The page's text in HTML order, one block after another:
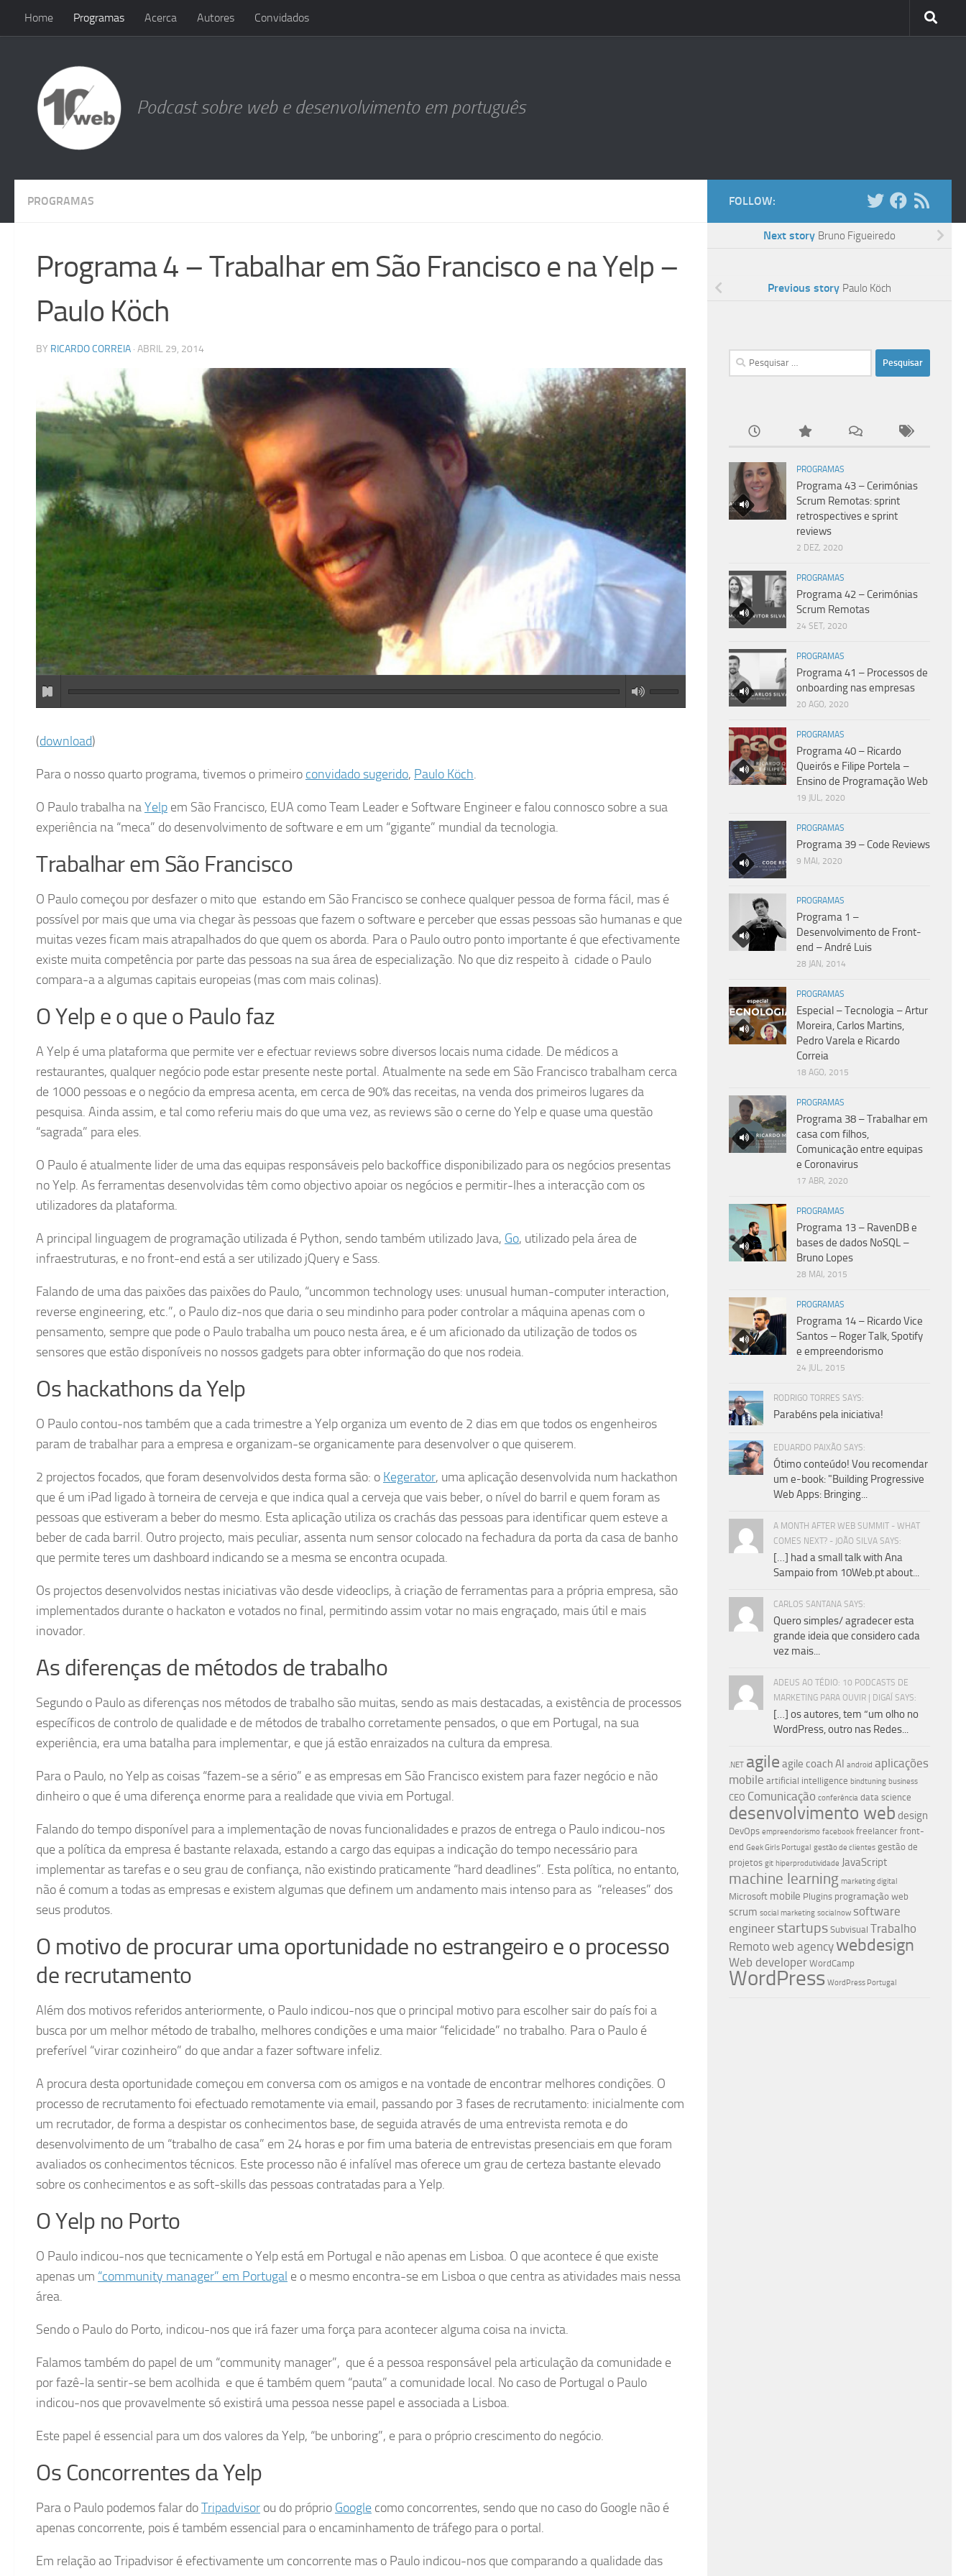
Skip to content
Home Programas Acerca Autores Convidados
Podcast sobre web e desenvolvimento em português
PROGRAMAS
Programa 4 – Trabalhar em São Francisco e na Yelp –
Paulo Köch
BY RICARDO CORREIA · ABRIL 29, 2014
(download)
Para o nosso quarto programa, tivemos o primeiro convidado sugerido, Paulo Köch.
O Paulo trabalha naYelp em São Francisco, EUA como Team Leader e Software Engineer e falou connosco sobre a sua
experiência na “meca” do desenvolvimento de software e em um “gigante” mundial da tecnologia.
Trabalhar em São Francisco
O Paulo começou por desfazer o mito que estando em São Francisco se conhece qualquer pessoa de forma fácil, mas é
possível por mais que uma via chegar às pessoas que fazem o software e perceber que essas pessoas são humanas e que
muitas vezes ficam mais atrapalhados do que quem os aborda. Para o Paulo outro ponto importante é que efectivamente
existe muita competência por parte das pessoas na sua área de especialização. No que diz respeito à cidade o Paulo
compara-a a algumas capitais europeias (mas com mais colinas).
O Yelp e o que o Paulo faz
A Yelp é uma plataforma que permite ver e efectuar reviews sobre diversos locais numa cidade. De médicos a
restaurantes, qualquer negócio pode estar presente neste portal. Atualmente na sede em São Francisco trabalham cerca
de 1000 pessoas e o negócio da empresa acenta, em cerca de 90% das receitas, na venda dos primeiros lugares da
pesquisa. Ainda assim, e tal como referiu mais do que uma vez, as reviews são o cerne do Yelp e quase uma questão
“sagrada” para eles.
O Paulo é atualmente lider de uma das equipas responsáveis pelo backoffice disponibilizado para os negócios presentas
no Yelp. As ferramentas desenvolvidas têm como objectivo apoiar os negócios e permitir-lhes a interacção com os
utilizadores da plataforma.
A principal linguagem de programação utilizada é Python, sendo também utilizado Java, Go, utilizado pela área de
infraestruturas, e no front-end está a ser utilizado jQuery e Sass.
Falando de uma das paixões das paixões do Paulo, “uncommon technology uses: unusual human-computer interaction,
reverse engineering, etc.”, o Paulo diz-nos que daria o seu mindinho para poder controlar a máquina apenas com o
pensamento, sempre que pode o Paulo trabalha um pouco nesta área, e é um aficionado da utilização de todos os
sensores que estão disponíveis no nossos gadgets para obter informação do que nos rodeia.
Os hackathons da Yelp
O Paulo contou-nos também que a cada trimestre a Yelp organiza um evento de 2 dias em que todos os engenheiros
param de trabalhar para a empresa e organizam-se organicamente para desenvolver o que quiserem.
2 projectos focados, que foram desenvolvidos desta forma são: o Kegerator, uma aplicação desenvolvida num hackathon
que é um iPad ligado à torneira de cerveja e que indica qual a cerveja que vais beber, o nível do barril e quem foram as
pessoas que estiveram a beber do mesmo. Esta aplicação utiliza os crachás das pessoas para identificar quem esteve a
beber de cada barril. Outro projecto, mais peculiar, assenta num sensor colocado na fechadura da porta da casa de banho
que permite teres um dashboard indicando se a mesma se encontra ocupada.
Os projectos desenvolvidos nestas iniciativas vão desde videoclips, à criação de ferramentas para a própria empresa, são
implementados durante o hackaton e votados no final, permitindo assim votar no mais engraçado, mais útil e mais
inovador.
As diferenças de métodos de trabalho
Segundo o Paulo as diferenças nos métodos de trabalho são muitas, sendo as mais destacadas, a existência de processos
específicos de controlo de qualidade e de métodos de trabalho corretamente pensados, o que em Portugal, na sua
experiência, era uma batalha para implementar, e que já estão enraizados na cultura da empresa.
Para o Paulo, no Yelp as coisas “fazem-se a sério” e as empresas em São Francisco existem para fazer negócio e não
dinheiro o que é uma diferença enorme para a realidade que vivia em Portugal.
Falando do tempo disponível para a implementação de novas funcionalidades e prazos de entrega o Paulo indicou-nos
que a política da empresa é bastante relaxada, estando a cargo das equipas a indicação do tempo necessário para
implementar as tarefas e o seu grau de confiança, não existindo praticamente “hard deadlines”. Esta política, no entanto,
não é comum a todas as empresas e existem algumas que definem um andamento mais intenso para as “releases” dos
seus produtos.
O motivo de procurar uma oportunidade no estrangeiro e o processo
de recrutamento
Além dos motivos referidos anteriormente, o Paulo indicou-nos que o principal motivo para escolher sair do país foi a
busca por um melhor método de trabalho, melhores condições e uma maior “felicidade” no trabalho. Para o Paulo é
preferível “virar cozinheiro” do que andar a fazer software infeliz.
A procura desta oportunidade começou em conversa com os amigos e na vontade de encontrar melhores condições. O
processo de recrutamento foi efectuado remotamente via email, passando por 3 fases de recrutamento: inicialmente com
um recrutador, de forma a despistar os conhecimentos base, de seguida através de uma entrevista remota e do
desenvolvimento de um “trabalho de casa” em 24 horas e por fim uma bateria de entrevistas presenciais em que foram
avaliados os conhecimentos técnicos. Este processo não é infalível mas oferece um grau de certeza bastante elevado
sobre os conhecimentos e as soft-skills das pessoas contratadas para a Yelp.
O Yelp no Porto
O Paulo indicou-nos que tecnicamente o Yelp está em Portugal e não apenas em Lisboa. O que acontece é que existe
apenas um “community manager” em Portugal e o mesmo encontra-se em Lisboa o que centra as atividades mais nessa
área.
Sendo o Paulo do Porto, indicou-nos que irá fazer uma força para acontecer alguma coisa na invicta.
Falamos também do papel de um “community manager”, que é a pessoa responsável pela articulação da comunidade e
por fazê-la sentir-se bem acolhida e que é também quem “pauta” a comunidade local. No caso de Portugal o Paulo
indicou-nos que provavelmente só existirá uma pessoa nesse papel e associada a Lisboa.
Este papel é essencial para um dos valores da Yelp, “be unboring”, e para o próprio crescimento do negócio.
Os Concorrentes da Yelp
Para o Paulo podemos falar doTripadvisor ou do próprio Google como concorrentes, sendo que no caso do Google não é
apenas concorrente, pois é também essencial para o encaminhamento de tráfego para o portal.
Em relação ao Tripadvisor é efectivamente um concorrente mas o Paulo indicou-nos que comparando a qualidade das
FOLLOW:
Next story Bruno Figueiredo
Previous story Paulo Köch
Pesquisar
por:
PROGRAMAS
Programa 43 – Cerimónias
Scrum Remotas: sprint
retrospectives e sprint
reviews
2 DEZ, 2020
PROGRAMAS
Programa 42 – Cerimónias
Scrum Remotas
24 SET, 2020
PROGRAMAS
Programa 41 – Processos de
onboarding nas empresas
20 AGO, 2020
PROGRAMAS
Programa 40 – Ricardo
Queirós e Filipe Portela –
Ensino de Programação Web
19 JUL, 2020
PROGRAMAS
Programa 39 – Code Reviews
9 MAI, 2020
PROGRAMAS
Programa 1 –
Desenvolvimento de Front-
end – André Luis
28 JAN, 2014
PROGRAMAS
Especial – Tecnologia – Artur
Moreira, Carlos Martins,
Pedro Varela e Ricardo
Correia
18 AGO, 2015
PROGRAMAS
Programa 38 – Trabalhar em
casa com filhos,
Comunicação entre equipas
e Coronavirus
17 ABR, 2020
PROGRAMAS
Programa 13 – RavenDB e
bases de dados NoSQL –
Bruno Lopes
28 MAI, 2015
PROGRAMAS
Programa 14 – Ricardo Vice
Santos – Roger Talk, Spotify
e empreendorismo
24 JUL, 2015
RODRIGO TORRES SAYS:
Parabéns pela iniciativa!
EDUARDO PAIXÃO SAYS:
Ótimo conteúdo! Vou recomendar
um e-book: "Building Progressive
Web Apps: Bringing...
A MONTH AFTER WEB SUMMIT - WHAT
COMES NEXT? - JOÃO SILVA SAYS:
[…] had a small talk with Ana
Sampaio from 10Web.pt about...
CARLOS SANTANA SAYS:
Quero simples/ agradecer esta
grande ideia que considero cada
vez mais...
ADEUS AO TÉDIO: 10 PODCASTS DE
MARKETING PARA OUVIR | DIGAÍ SAYS:
[…] os autores, tem “um olho no
WordPress, outro nas Redes...
.NET agile agile coach AI android aplicações
mobile artificial intelligence bindtuning business
CEO Comunicação conferência data science
desenvolvimento web design
DevOps empreendorismo facebook freelancer front-
end Geek Girls Portugal gestão de clientes gestão de
projetos git hiperprodutividade JavaScript
machine learning marketing digital
Microsoft mobile Plugins programação web
scrum social marketing socialnow software
engineer startups Subvisual Trabalho
Remoto web agency webdesign
Web developer WordCamp
WordPress WordPress Portugal